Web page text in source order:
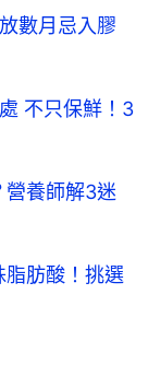
數月忌入膠
不只保鮮！3
營養師解3迷
脂肪酸！挑選